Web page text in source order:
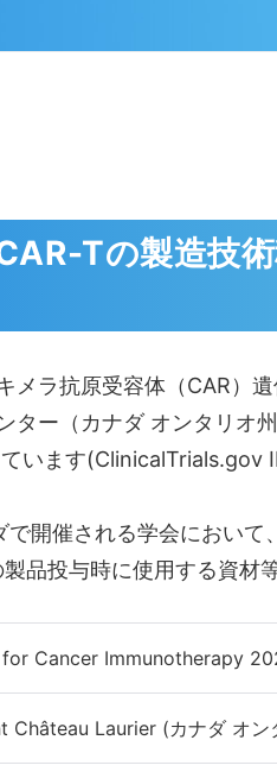
Tの製造技
ラ抗原受容体（CAR）
ター（カナダ オンタリ
います(ClinicalTrials.gov
開催される学会において
品投与時に使用する資
Cancer Immunotherapy
Château Laurier (カナダ オン